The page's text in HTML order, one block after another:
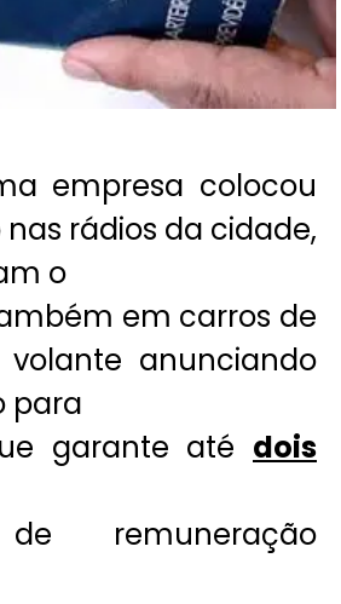
empresa colocou
rádios da cidade,
o
em carros de
volante anunciando
para
garante até dois
remuneração